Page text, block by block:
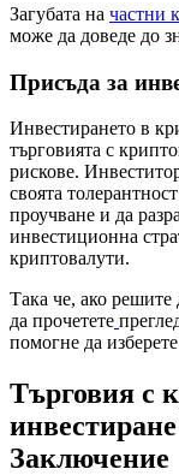
Загубата на частни
може да доведе до
Присъда за
Инвестирането в
търговията с
рискове.
своята
проучване и да
инвестиционна
криптовалути.
Така че, ако решите
да прочетете
помогне да
Търговия с
Заключение